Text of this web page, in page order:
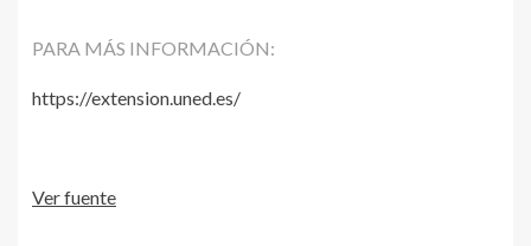
PARA MÁS INFORMACIÓN:
https://extension.uned.es/
Ver fuente